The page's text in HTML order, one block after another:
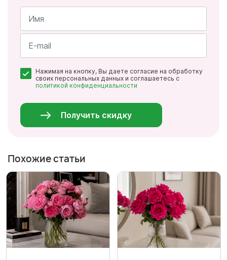
Имя
*
Нажимая на кнопку, Вы даете согласие на обработку
своих персональных данных и соглашаетесь с
политикой конфиденциальности
Получить скидку
Похожие статьи